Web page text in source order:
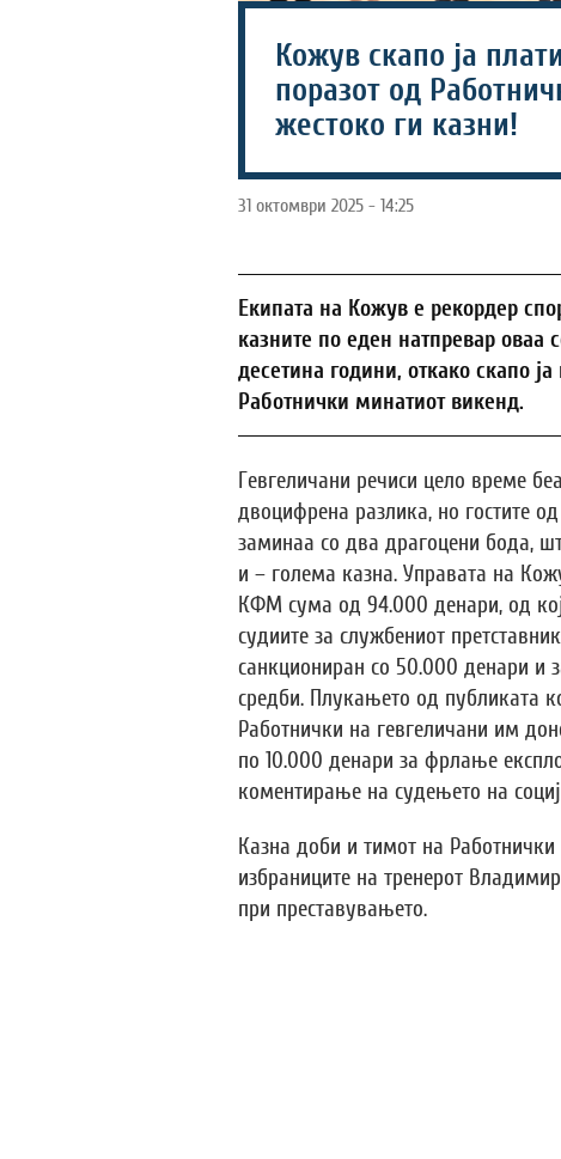
Кожув скапо ја
поразот од
жестоко ги казни!
31 октомври 2025 - 14:25
Екипата на Кожув е рекордер
казните по еден натпревар
десетина години, откако скапо
Работнички минатиот викенд.
Гевгеличани речиси цело време
двоцифрена разлика, но гостите
заминаа со два драгоцени бода,
и – голема казна. Управата на
КФМ сума од 94.000 денари, од
судиите за службениот
санкциониран со 50.000 денари и
средби. Плукањето од публиката
Работнички на гевгеличани им
по 10.000 денари за фрлање
коментирање на судењето на
Казна доби и тимот на
избраниците на тренерот
при преставувањето.